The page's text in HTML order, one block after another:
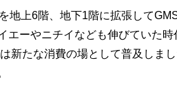
地上6階、地下1階に拡張して
エーやニチイなども伸びていた
新たな消費の場として普及しま